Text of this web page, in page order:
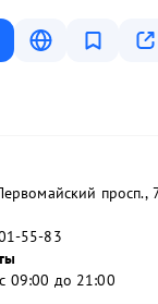
просп.,
55-83
09:00 до 21:00